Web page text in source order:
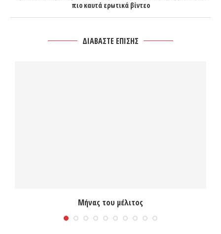
πιο καυτά ερωτικά βίντεο
ΔΙΑΒΑΣΤΕ ΕΠΙΣΗΣ
Μήνας του μέλιτος